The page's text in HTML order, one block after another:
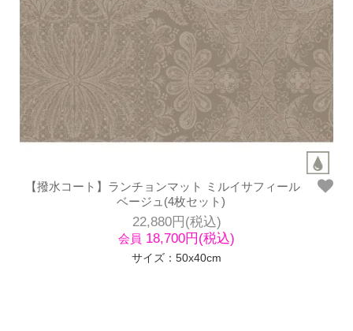
【撥水コート】ランチョンマット ミルイサフィール
ベージュ(4枚セット)
22,880円(税込)
会員 18,700円(税込)
サイズ：50x40cm